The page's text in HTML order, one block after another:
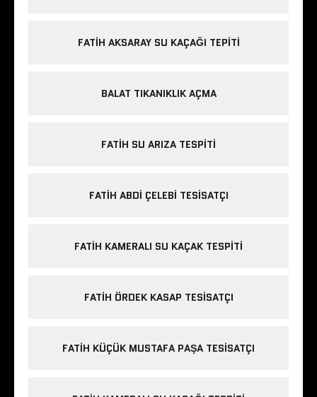
FATIH AKSARAY SU KAÇAĞI TEPITI
BALAT TIKANIKLIK AÇMA
FATIH SU ARIZA TESPITI
FATIH ABDI ÇELEBI TESISATÇI
FATIH KAMERALI SU KAÇAK TESPITI
FATIH ÖRDEK KASAP TESISATÇI
FATIH KÜÇÜK MUSTAFA PAŞA TESISATÇI